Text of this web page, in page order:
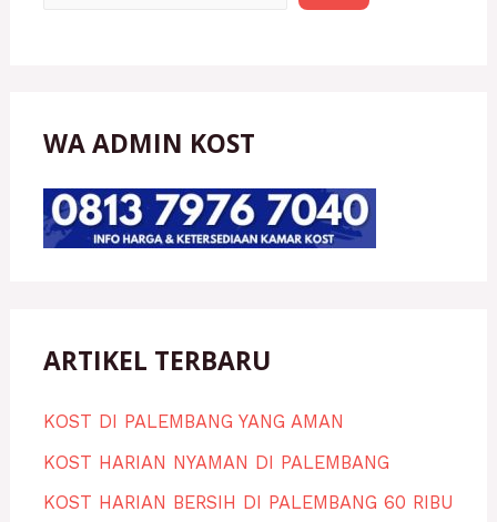
WA ADMIN KOST
ARTIKEL TERBARU
KOST DI PALEMBANG YANG AMAN
KOST HARIAN NYAMAN DI PALEMBANG
KOST HARIAN BERSIH DI PALEMBANG 60 RIBU